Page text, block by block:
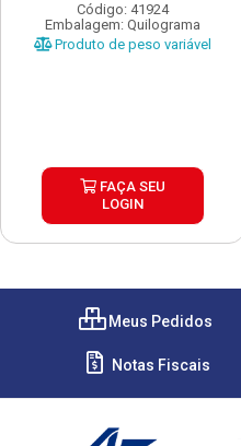
Código: 41924
Embalagem: Quilograma
Produto de peso variável
FAÇA SEU
LOGIN
Meus Pedidos
Notas Fiscais